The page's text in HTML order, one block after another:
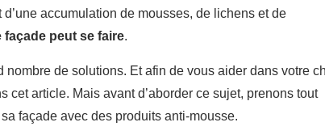
accumulation de mousses, de lichens et de
peut se faire.
nombre de solutions. Et afin de vous aider dans votre
article. Mais avant d’aborder ce sujet, prenons tout
façade avec des produits anti-mousse.